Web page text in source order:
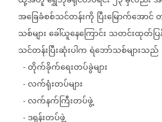
အခြေခံစစ်သင်တန်းကို ပြီးမြောက်အောင်
သစ်များခေါ်ယူနေကြောင်း သတင်းထုတ်ပြ
သင်တန်းပြီးဆုံးပါကရဲဘော်သစ်များသည်
- တိုက်ခိုက်ရေးတပ်ခွဲများ
- လက်ရုံးတပ်များ
- လက်နက်ကြီးတပ်ဖွဲ့
- ဒရုန်းတပ်ဖွဲ့